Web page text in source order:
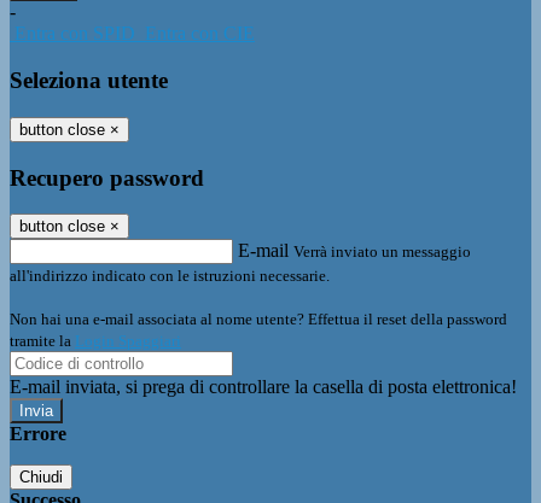
-
Entra con SPID Entra con CIE
Seleziona utente
button close ×
Recupero password
button close ×
E-mail Verrà inviato un messaggio
all'indirizzo indicato con le istruzioni necessarie.
Non hai una e-mail associata al nome utente? Effettua il reset della password
tramite la Login Spaggiari
E-mail inviata, si prega di controllare la casella di posta elettronica!
Errore
Chiudi